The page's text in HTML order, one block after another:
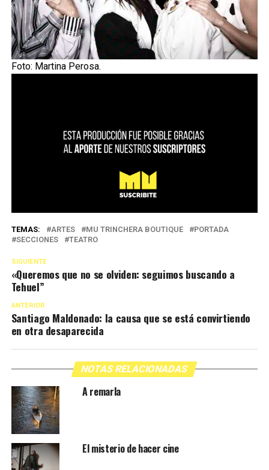
Foto: Martina Perosa.
TEMAS: ARTES MU TRINCHERA BOUTIQUE
PORTADA
SECCIONES
TEATRO
SIGUIENTE
«Queremos que no se olviden: seguimos buscando a
Tehuel”
ANTERIOR
Santiago Maldonado: la causa que se está convirtiendo
en otra desaparecida
NOTAS RELACIONADAS
A remarla
El misterio de hacer cine